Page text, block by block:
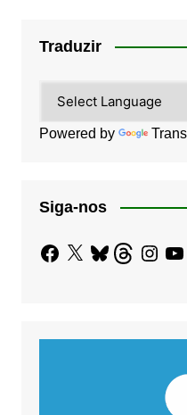
Traduzir
Powered by
Siga-nos
Facebook
X BlueskyThreads